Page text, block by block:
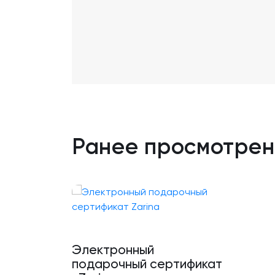
Ранее
Электронный
подарочный сертификат